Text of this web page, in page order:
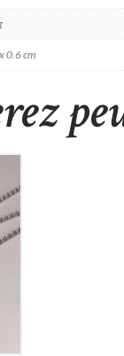
0.6 cm